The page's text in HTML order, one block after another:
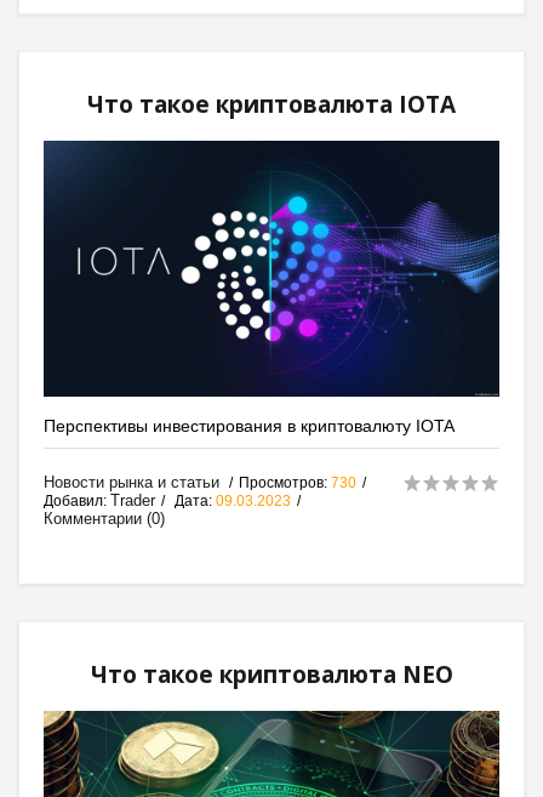
Что такое криптовалюта IOTA
Перспективы инвестирования в криптовалюту IOTA
Новости рынка и статьи Просмотров: 730
Добавил: Trader Дата: 09.03.2023
Комментарии (0)
Что такое криптовалюта NEO